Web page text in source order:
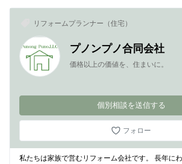
リフォームプランナー（住宅）
プノンプノ合同会社
価格以上の価値を、住まいに。
個別相談を送信する
フォロー
私たちは家族で営むリフォーム会社です。 長年に